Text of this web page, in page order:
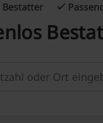
Bestatter